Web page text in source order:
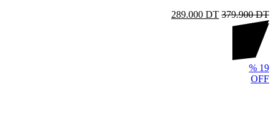
379.900DT
289.000 DT
19
%
OFF